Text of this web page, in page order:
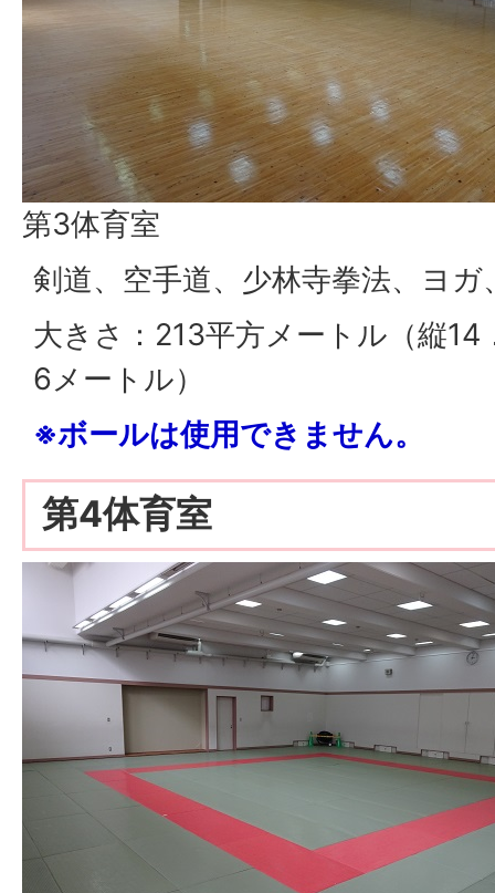
第3体育室
剣道、空手道、少林寺拳法、ヨガ
大きさ：213平方メートル（縦
6メートル）
※ボールは使用できません。
第4体育室